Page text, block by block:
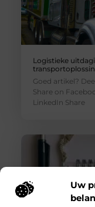
Uw
Logistieke
Goed artikel?
Share on
LinkedIn Share